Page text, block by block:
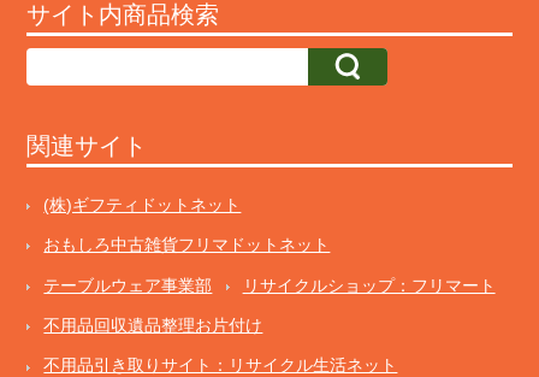
サイト内商品検索
関連サイト
(株)ギフティドットネット
おもしろ中古雑貨フリマドットネット
テーブルウェア事業部 リサイクルショップ：フリマート
不用品回収遺品整理お片付け
不用品引き取りサイト：リサイクル生活ネット